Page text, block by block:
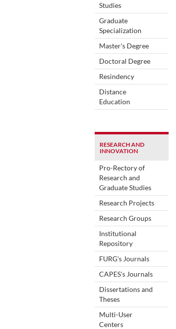
Studies
Graduate
Specialization
Master's Degree
Doctoral Degree
Resindency
Distance
Education
RESEARCH AND
INNOVATION
Pro-Rectory of
Research and
Graduate Studies
Research Projects
Research Groups
Institutional
Repository
FURG's Journals
CAPES's Journals
Dissertations and
Theses
Multi-User
Centers